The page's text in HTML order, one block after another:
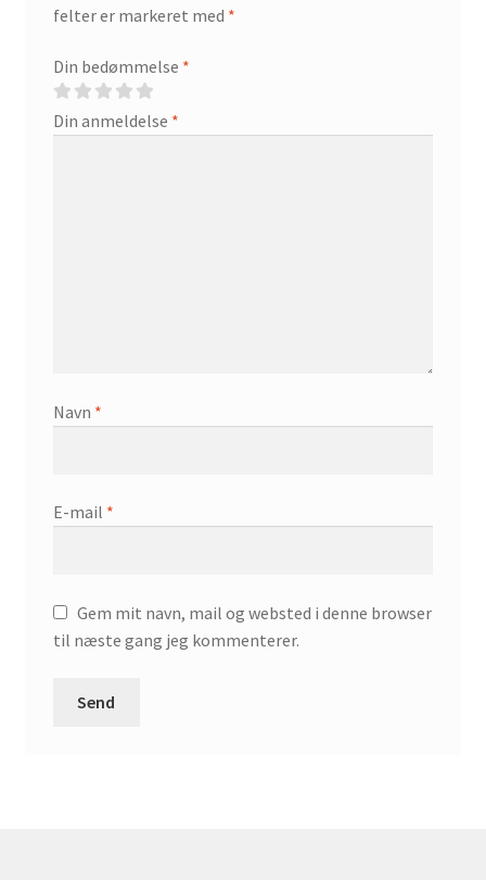
felter er markeret med *
Din bedømmelse *
Din anmeldelse *
Navn *
E-mail *
Gem mit navn, mail og websted i denne browser
til næste gang jeg kommenterer.